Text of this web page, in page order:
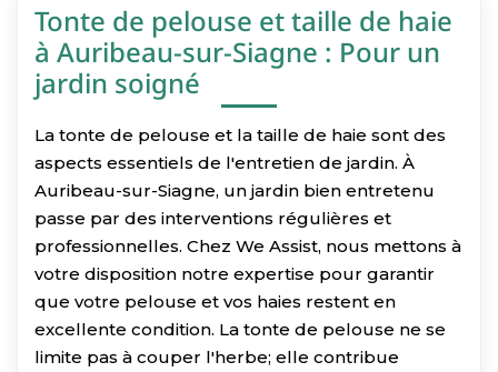
Tonte de pelouse et taille de haie
à Auribeau-sur-Siagne : Pour un
jardin soigné
La tonte de pelouse et la taille de haie sont des
aspects essentiels de l'entretien de jardin. À
Auribeau-sur-Siagne, un jardin bien entretenu
passe par des interventions régulières et
professionnelles. Chez We Assist, nous mettons à
votre disposition notre expertise pour garantir
que votre pelouse et vos haies restent en
excellente condition. La tonte de pelouse ne se
limite pas à couper l'herbe; elle contribue